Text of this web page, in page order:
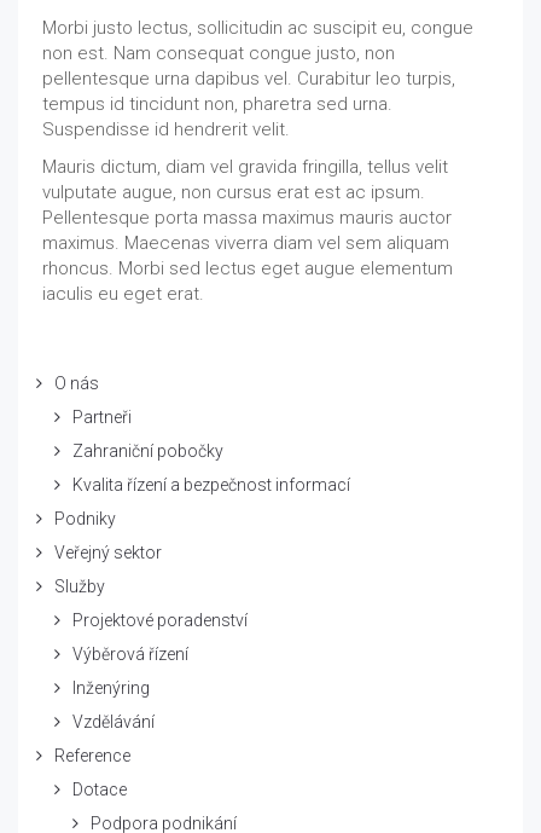
Morbi justo lectus, sollicitudin ac suscipit eu, congue
non est. Nam consequat congue justo, non
pellentesque urna dapibus vel. Curabitur leo turpis,
tempus id tincidunt non, pharetra sed urna.
Suspendisse id hendrerit velit.
Mauris dictum, diam vel gravida fringilla, tellus velit
vulputate augue, non cursus erat est ac ipsum.
Pellentesque porta massa maximus mauris auctor
maximus. Maecenas viverra diam vel sem aliquam
rhoncus. Morbi sed lectus eget augue elementum
iaculis eu eget erat.
O nás
Partneři
Zahraniční pobočky
Kvalita řízení a bezpečnost informací
Podniky
Veřejný sektor
Služby
Projektové poradenství
Výběrová řízení
Inženýring
Vzdělávání
Reference
Dotace
Podpora podnikání